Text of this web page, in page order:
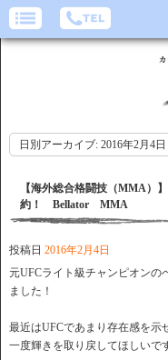
日別アーカイブ: 2016年2月4日
【海外総合格闘技（MMA）
約！ Bellator MMA
投稿日 2016年2月4日
元UFCライト級チャンピオンの
ました！
最近はUFCであまり存在感を示
一度輝きを取り戻してほしいで